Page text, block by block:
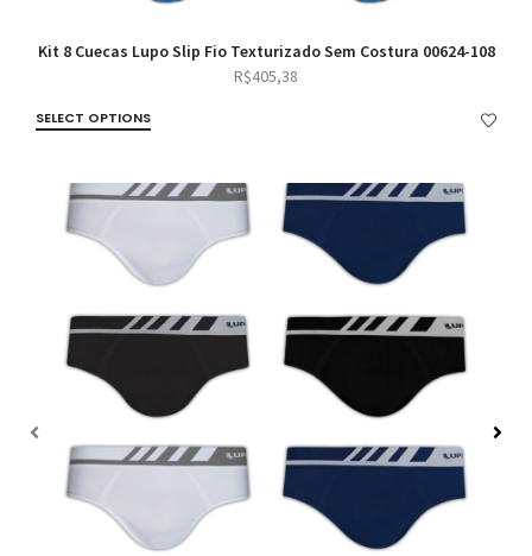
Kit 8 Cuecas Lupo Slip Fio Texturizado Sem Costura 00624-108
R$405,38
SELECT OPTIONS